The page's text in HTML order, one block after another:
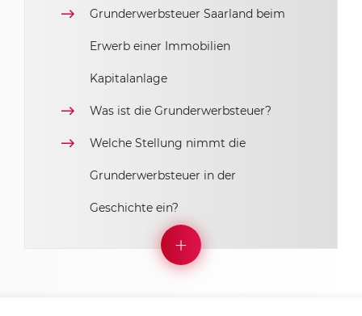
Grunderwerbsteuer Saarland beim
Erwerb einer Immobilien
Kapitalanlage
Was ist die Grunderwerbsteuer?
Welche Stellung nimmt die
Grunderwerbsteuer in der
Geschichte ein?